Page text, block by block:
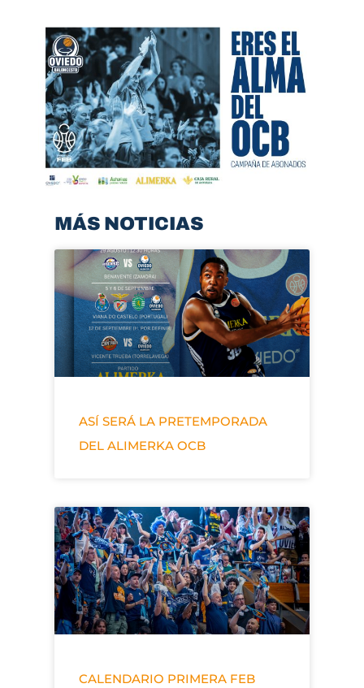
MÁS NOTICIAS
ASÍ SERÁ LA PRETEMPORADA
DEL ALIMERKA OCB
CALENDARIO PRIMERA FEB